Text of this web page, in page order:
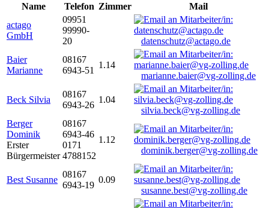
Name
Telefon Zimmer
Mail
actago
GmbH
09951
99990-
20
datenschutz@actago.de
Baier
Marianne
08167
6943-51
1.14
marianne.baier@vg-zolling.de
Beck Silvia
08167
6943-26
1.04
silvia.beck@vg-zolling.de
Berger
Dominik
Erster
Bürgermeister
08167
6943-46
0171
4788152
1.12
dominik.berger@vg-zolling.de
Best Susanne
08167
6943-19
0.09
susanne.best@vg-zolling.de